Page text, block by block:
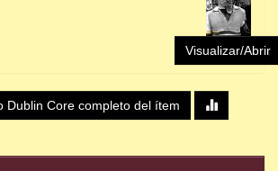
Visualizar/Abrir
Dublin Core completo del ítem